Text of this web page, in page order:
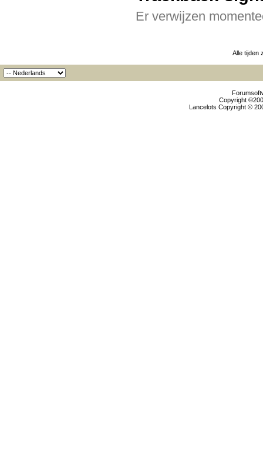
Er verwijzen
Alle tijden
Copyright
Lancelots Copyright ©